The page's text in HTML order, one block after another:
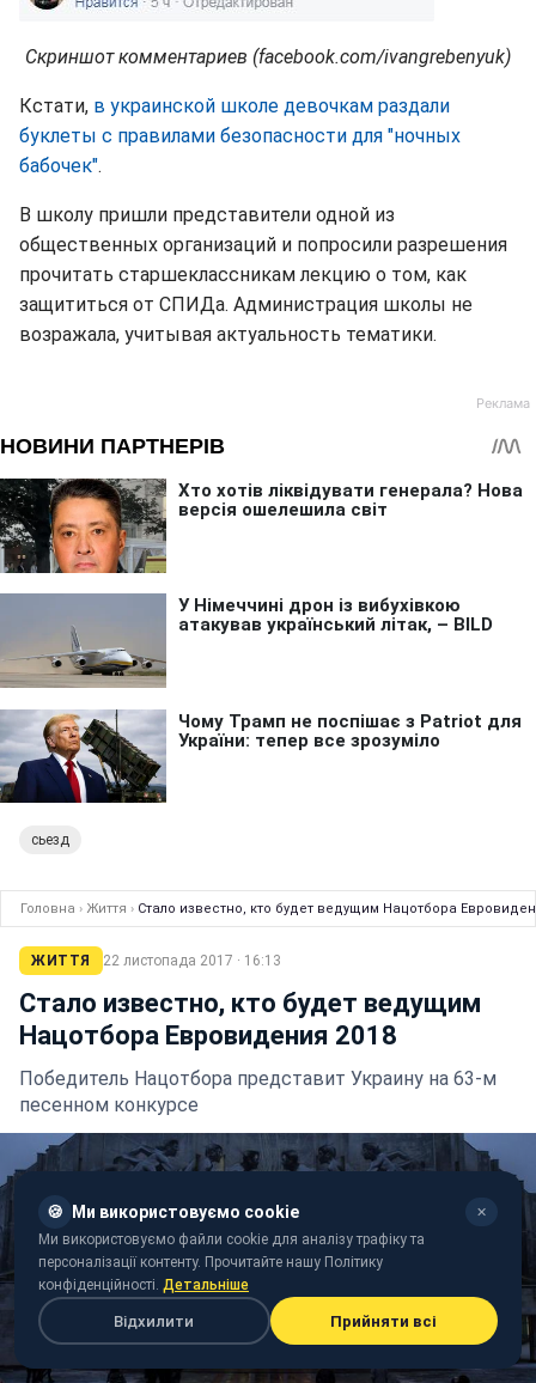
Скриншот комментариев (facebook.com/ivangrebenyuk)
Кстати, в украинской школе девочкам раздали
буклеты с правилами безопасности для "ночных
бабочек".
В школу пришли представители одной из
общественных организаций и попросили разрешения
прочитать старшеклассникам лекцию о том, как
защититься от СПИДа. Администрация школы не
возражала, учитывая актуальность тематики.
сьезд
Головна › Життя › Стало известно, кто будет ведущим Нацотбора
ЖИТТЯ 22 листопада 2017 · 16:13
Стало известно, кто будет ведущим
Нацотбора Евровидения 2018
Победитель Нацотбора представит Украину на 63-м
песенном конкурсе
🍪 Ми використовуємо cookie ✕
Ми використовуємо файли cookie для аналізу трафіку та
персоналізації контенту. Прочитайте нашу Політику
конфіденційності. Детальніше
Відхилити Прийняти всі